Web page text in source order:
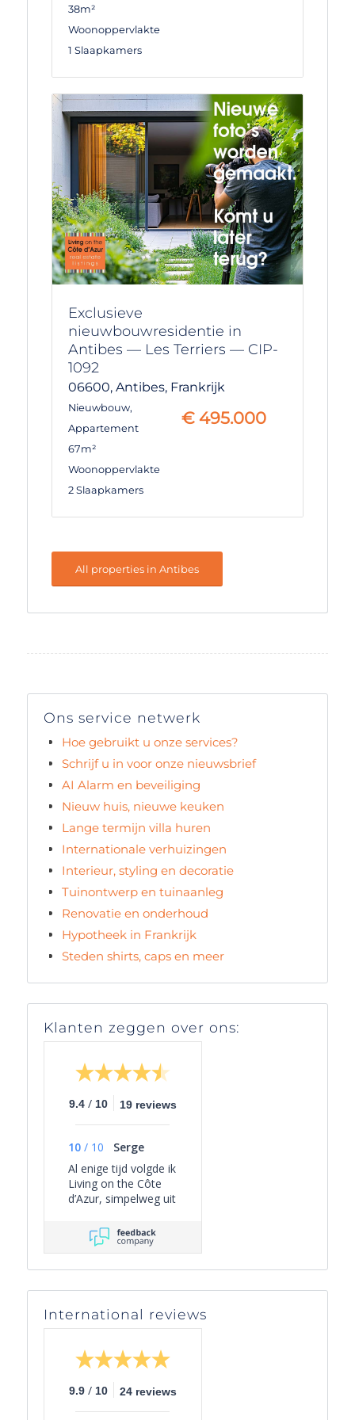
38m²
Woonoppervlakte
1 Slaapkamers
Exclusieve
nieuwbouwresidentie in
Antibes — Les Terriers — CIP-
1092
06600, Antibes, Frankrijk
Nieuwbouw,
Appartement
67m²
Woonoppervlakte
2 Slaapkamers
€ 495.000
All properties in Antibes
Ons service netwerk
Hoe gebruikt u onze services?
Schrijf u in voor onze nieuwsbrief
AI Alarm en beveiliging
Nieuw huis, nieuwe keuken
Lange termijn villa huren
Internationale verhuizingen
Interieur, styling en decoratie
Tuinontwerp en tuinaanleg
Renovatie en onderhoud
Hypotheek in Frankrijk
Steden shirts, caps en meer
Klanten zeggen over ons:
9.4 / 10 19 reviews
10 / 10
Serge
Al enige tijd volgde ik
Living on the Côte
d’Azur, simpelweg uit
interesse, omdat het
een overzichtelijk
actuele aanbod van
villa’s in Zuid-
er leuke periodieke
verzonden met
interessante weetjes
over het gebied en
wat er te doen is.
Een paar maanden
International reviews
9.9 / 10 24 reviews